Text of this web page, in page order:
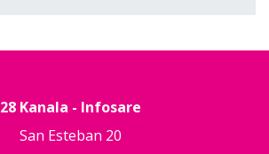
28 Kanala - Infosare
San Esteban 20